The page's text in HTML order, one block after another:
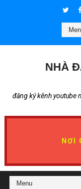
NHÀ
đăng ký kênh youtube
NƠI